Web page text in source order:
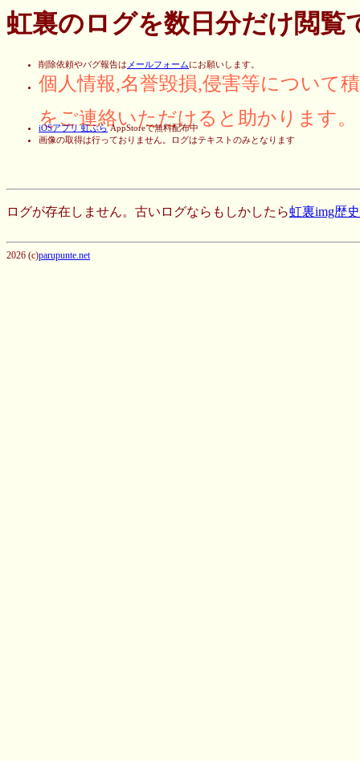
虹裏のログを数日分だけ閲覧
削除依頼やバグ報告はメールフォームにお願いします。
個人情報,名誉毀損,侵害等について
をご連絡いただけると助かります。
iOSアプリ 虹ぶらAppStoreで無料配布中
画像の取得は行っておりません。ログはテキストのみとなります
ログが存在しません。古いログならもしかしたら虹裏img歴
2026 (c)parupunte.net